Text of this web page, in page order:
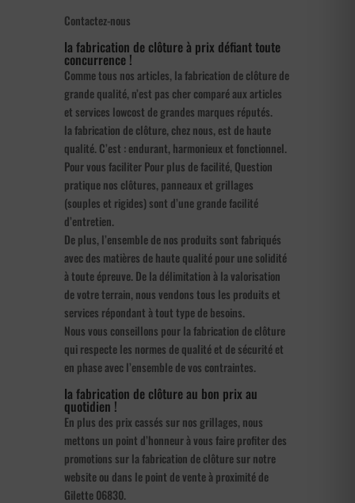
Contactez-nous
la fabrication de clôture à prix défiant toute
concurrence !
Comme tous nos articles, la fabrication de clôture de
grande qualité, n’est pas cher comparé aux articles
et services lowcost de grandes marques réputés.
la fabrication de clôture, chez nous, est de haute
qualité. C’est : endurant, harmonieux et fonctionnel.
Pour vous faciliter Pour plus de facilité, Question
pratique nos clôtures, panneaux et grillages
(souples et rigides) sont d’une grande facilité
d’entretien.
De plus, l’ensemble de nos produits sont fabriqués
avec des matières de haute qualité pour une solidité
à toute épreuve. De la délimitation à la valorisation
de votre terrain, nous vendons tous les produits et
services répondant à tout type de besoins.
Nous vous conseillons pour la fabrication de clôture
qui respecte les normes de qualité et de sécurité et
en phase avec l’ensemble de vos contraintes.
la fabrication de clôture au bon prix au
quotidien !
En plus des prix cassés sur nos grillages, nous
mettons un point d’honneur à vous faire profiter des
promotions sur la fabrication de clôture sur notre
website ou dans le point de vente à proximité de
Gilette 06830.